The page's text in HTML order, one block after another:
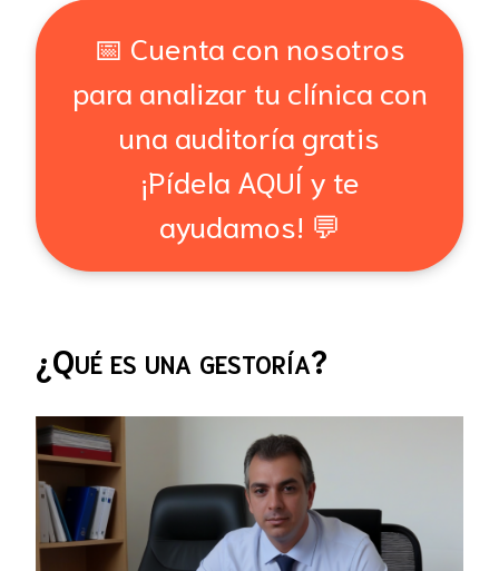
📅 Cuenta con nosotros
para analizar tu clínica con
una auditoría gratis
¡Pídela AQUÍ y te
ayudamos! 💬
¿Qué es una gestoría?